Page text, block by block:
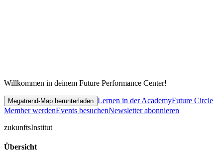
Willkommen in deinem Future Performance Center!
Megatrend-Map herunterladen Lernen in der AcademyFuture Circle
Member werdenEvents besuchenNewsletter abonnieren
zukunftsInstitut
Übersicht